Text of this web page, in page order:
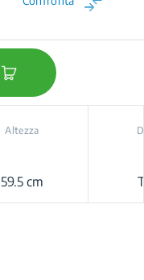
Altezza
59.5 cm